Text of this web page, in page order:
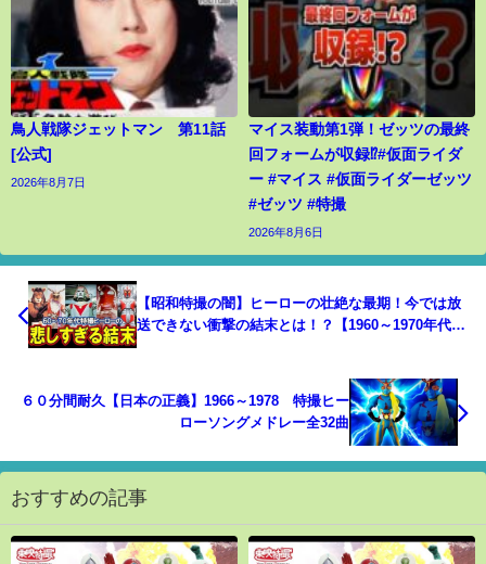
鳥人戦隊ジェットマン 第11話
[公式]
2026年8月7日
マイス装動第1弾！ゼッツの最終
回フォームが収録⁉︎#仮面ライダ
ー #マイス #仮面ライダーゼッツ
#ゼッツ #特撮
2026年8月6日
【昭和特撮の闇】ヒーローの壮絶な最期！今では放
送できない衝撃の結末とは！？【1960～1970年代の
６０分間耐久【日本の正義】1966～1978 特撮ヒー
ローソングメドレー全32曲
おすすめの記事